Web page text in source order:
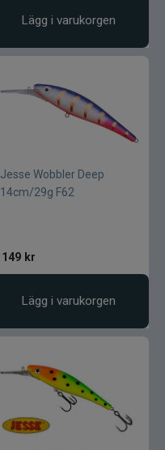
Lägg i varukorgen
Jesse Wobbler Deep
14cm/29g F62
149 kr
Lägg i varukorgen